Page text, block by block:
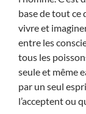
base de tout ce
vivre et
entre les
tous les
seule et même
par un seul
l’acceptent ou